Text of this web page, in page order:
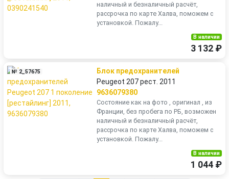
наличный и безналичный расчёт,
рассрочка по карте Халва, поможем с
установкой. Пожалу...
В наличии
3 132 ₽
№ 2_57675
Блок предохранителей
Peugeot 207 рест. 2011
9636079380
Состояние как на фото , оригинал , из
Франции, без пробега по РБ, возможен
наличный и безналичный расчёт,
рассрочка по карте Халва, поможем с
установкой. Пожалу...
В наличии
1 044 ₽